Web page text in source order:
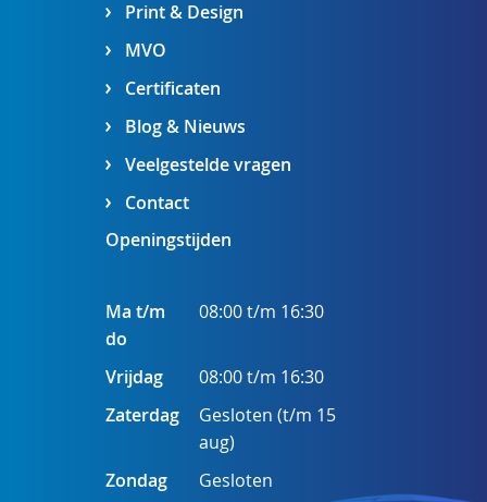
Print & Design
MVO
Certificaten
Blog & Nieuws
Veelgestelde vragen
Contact
Openingstijden
Ma t/m
do
08:00 t/m 16:30
Vrijdag
08:00 t/m 16:30
Zaterdag
Gesloten (t/m 15
aug)
Zondag
Gesloten